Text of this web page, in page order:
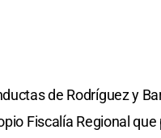
de Rodríguez y
Fiscalía Regional